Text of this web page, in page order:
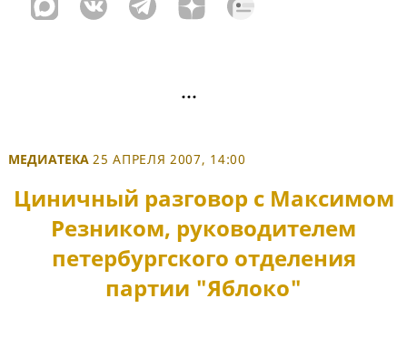
МЕДИАТЕКА 25 АПРЕЛЯ 2007, 14:00
Циничный разговор с Максимом
Резником, руководителем
петербургского отделения
партии "Яблоко"